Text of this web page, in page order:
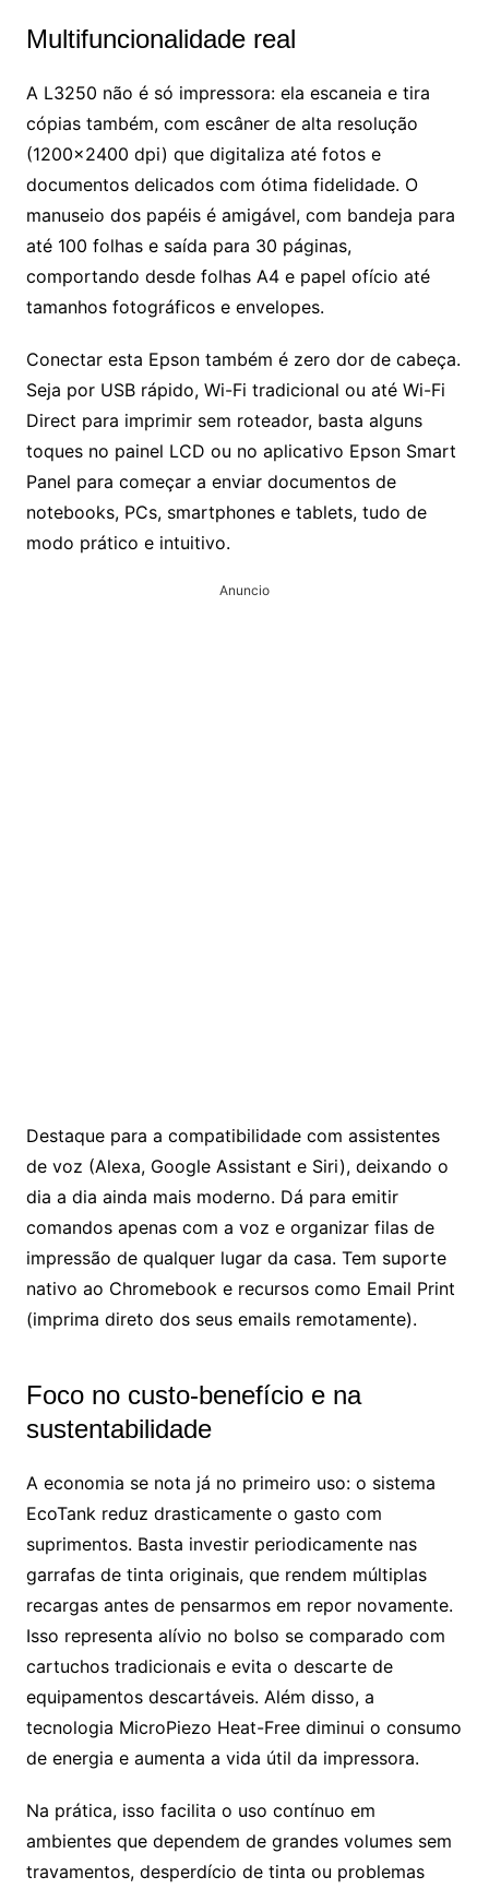
Multifuncionalidade real
A L3250 não é só impressora: ela escaneia e tira
cópias também, com escâner de alta resolução
(1200×2400 dpi) que digitaliza até fotos e
documentos delicados com ótima fidelidade. O
manuseio dos papéis é amigável, com bandeja para
até 100 folhas e saída para 30 páginas,
comportando desde folhas A4 e papel ofício até
tamanhos fotográficos e envelopes.
Conectar esta Epson também é zero dor de cabeça.
Seja por USB rápido, Wi-Fi tradicional ou até Wi-Fi
Direct para imprimir sem roteador, basta alguns
toques no painel LCD ou no aplicativo Epson Smart
Panel para começar a enviar documentos de
notebooks, PCs, smartphones e tablets, tudo de
modo prático e intuitivo.
Anuncio
Destaque para a compatibilidade com assistentes
de voz (Alexa, Google Assistant e Siri), deixando o
dia a dia ainda mais moderno. Dá para emitir
comandos apenas com a voz e organizar filas de
impressão de qualquer lugar da casa. Tem suporte
nativo ao Chromebook e recursos como Email Print
(imprima direto dos seus emails remotamente).
Foco no custo-benefício e na
sustentabilidade
A economia se nota já no primeiro uso: o sistema
EcoTank reduz drasticamente o gasto com
suprimentos. Basta investir periodicamente nas
garrafas de tinta originais, que rendem múltiplas
recargas antes de pensarmos em repor novamente.
Isso representa alívio no bolso se comparado com
cartuchos tradicionais e evita o descarte de
equipamentos descartáveis. Além disso, a
tecnologia MicroPiezo Heat-Free diminui o consumo
de energia e aumenta a vida útil da impressora.
Na prática, isso facilita o uso contínuo em
ambientes que dependem de grandes volumes sem
travamentos, desperdício de tinta ou problemas